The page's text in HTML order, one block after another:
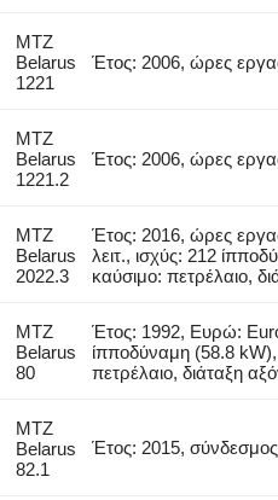
MTZ
Belarus
1221
Έτος: 2006, ώρες
MTZ
Belarus
1221.2
Έτος: 2006, ώρες
MTZ
Belarus
2022.3
Έτος: 2016, ώρες
λειτ., ισχύς: 212
καύσιμο: πετρέλαιο,
MTZ
Belarus
80
Έτος: 1992, Ευρώ:
ίπποδύναμη (58.8
πετρέλαιο, διάταξη
MTZ
Belarus
82.1
Έτος: 2015,